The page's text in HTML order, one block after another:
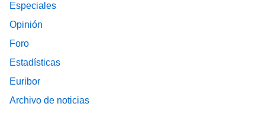
Especiales
Opinión
Foro
Estadísticas
Euribor
Archivo de noticias